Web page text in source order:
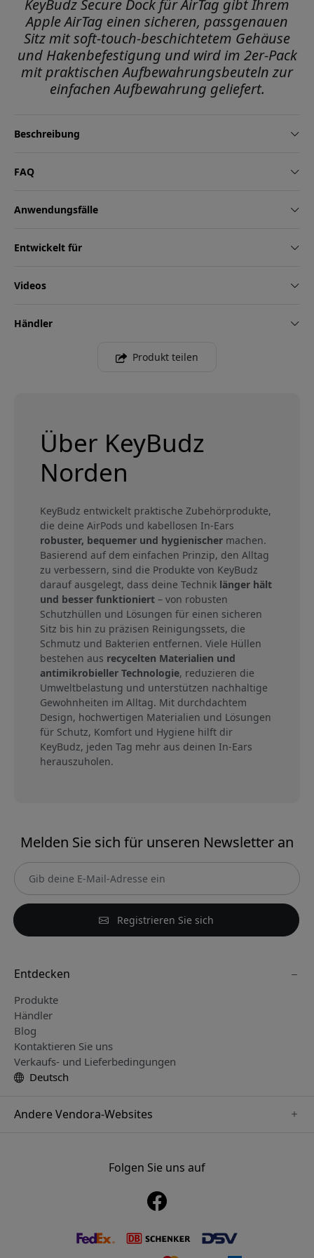
KeyBudz Secure Dock für AirTag gibt Ihrem
Apple AirTag einen sicheren, passgenauen
Sitz mit soft-touch-beschichtetem Gehäuse
und Hakenbefestigung und wird im 2er-Pack
mit praktischen Aufbewahrungsbeuteln zur
einfachen Aufbewahrung geliefert.
Beschreibung
FAQ
Anwendungsfälle
Entwickelt für
Videos
Händler
Produkt teilen
Über KeyBudz
Norden
KeyBudz entwickelt praktische Zubehörprodukte,
die deine AirPods und kabellosen In-Ears
robuster, bequemer und hygienischer machen.
Basierend auf dem einfachen Prinzip, den Alltag
zu verbessern, sind die Produkte von KeyBudz
darauf ausgelegt, dass deine Technik länger hält
und besser funktioniert – von robusten
Schutzhüllen und Lösungen für einen sicheren
Sitz bis hin zu präzisen Reinigungssets, die
Schmutz und Bakterien entfernen. Viele Hüllen
bestehen aus recycelten Materialien und
antimikrobieller Technologie, reduzieren die
Umweltbelastung und unterstützen nachhaltige
Gewohnheiten im Alltag. Mit durchdachtem
Design, hochwertigen Materialien und Lösungen
für Schutz, Komfort und Hygiene hilft dir
KeyBudz, jeden Tag mehr aus deinen In-Ears
herauszuholen.
Melden Sie sich für unseren Newsletter an
Registrieren Sie sich
Entdecken
Produkte
Händler
Blog
Kontaktieren Sie uns
Verkaufs- und Lieferbedingungen
Deutsch
Andere Vendora-Websites
www.myfirst.se
Folgen Sie uns auf